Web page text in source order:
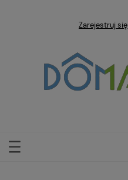
Zarejestruj się